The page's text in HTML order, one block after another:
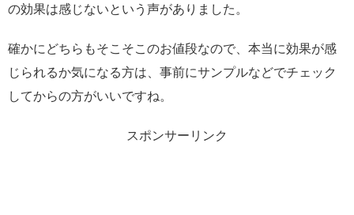
の効果は感じないという声がありました。
確かにどちらもそこそこのお値段なので、本当に効果が感
じられるか気になる方は、事前にサンプルなどでチェック
してからの方がいいですね。
スポンサーリンク